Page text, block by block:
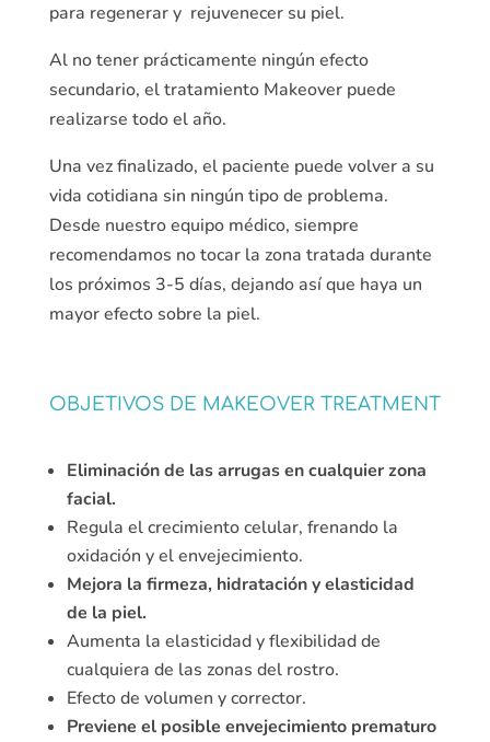
para regenerar y rejuvenecer su piel.
Al no tener prácticamente ningún efecto
secundario, el tratamiento Makeover puede
realizarse todo el año.
Una vez finalizado, el paciente puede volver a su
vida cotidiana sin ningún tipo de problema.
Desde nuestro equipo médico, siempre
recomendamos no tocar la zona tratada durante
los próximos 3-5 días, dejando así que haya un
mayor efecto sobre la piel.
OBJETIVOS DE MAKEOVER TREATMENT
Eliminación de las arrugas en cualquier zona
facial.
Regula el crecimiento celular, frenando la
oxidación y el envejecimiento.
Mejora la firmeza, hidratación y elasticidad
de la piel.
Aumenta la elasticidad y flexibilidad de
cualquiera de las zonas del rostro.
Efecto de volumen y corrector.
Previene el posible envejecimiento prematuro